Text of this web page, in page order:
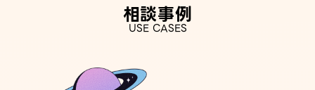
相談事例
USE CASES